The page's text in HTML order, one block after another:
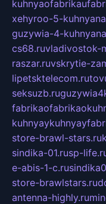
xehyroo-5-
guzywia-4-
cs68.ruvladivostok-
raszar.ruvskrytie-
lipetsktelecom.ru
seksuzb.ru
store-brawl-stars.ru
sindika-01.rusp-
e-abis-1-c.ru
store-brawlstars.ru
antenna-highly.ru